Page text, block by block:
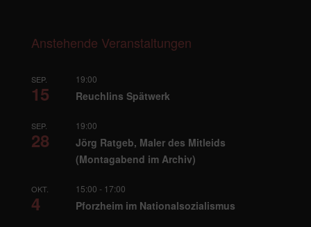
Anstehende Veranstaltungen
SEP.
15
19:00
Reuchlins Spätwerk
SEP.
28
19:00
Jörg Ratgeb, Maler des Mitleids
(Montagabend im Archiv)
OKT.
4
15:00 - 17:00
Pforzheim im Nationalsozialismus